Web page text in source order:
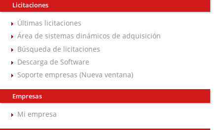
Licitaciones
Últimas licitaciones
Área de sistemas dinámicos de adquisición
Búsqueda de licitaciones
Descarga de Software
Soporte empresas (Nueva ventana)
Empresas
Mi empresa